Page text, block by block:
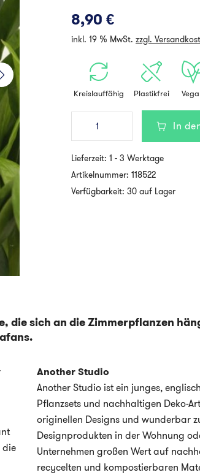
8,90 €
inkl. 19 % MwSt. zzgl.
Kreislauffähig Plastikfrei
Another
Studio
-
ANIMAL
KOALA
Pflanzendeko
In
Lieferzeit: 1 - 3 Werktage
Artikelnummer: 118522
Verfügbarkeit: 30 auf Lager
sich an die Zimmerpflanzen
die
Another Studio
Another Studio ist ein junges,
Pflanzsets und nachhaltigen Deko-
originellen Designs und wunderbar
Designprodukten in der Wohnung
Unternehmen großen Wert auf
recycelten und kompostierbaren